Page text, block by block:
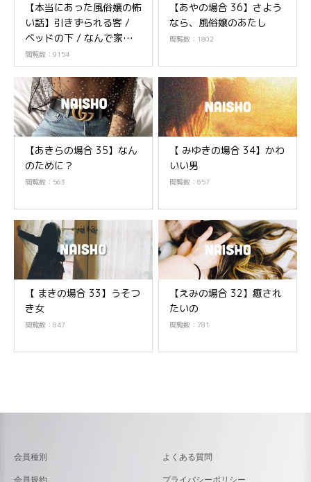
【本当にあった風俗嬢の怖
い話】引きずられる客 /
ベッドの下 / なんで家
が・・・。【恐怖体験】
閲覧数：9154
【あやの場合 36】さよう
なら、風俗嬢のあたし
閲覧数：1802
【あきらの場合 35】なん
のために？
閲覧数：563
【 みゆきの場合 34】かわ
いい男
閲覧数：657
【 まきの場合 33】うそつ
き女
閲覧数：847
【えみの場合 32】癒され
たいの
閲覧数：781
会員種別 よくある質問
会員規約 プライバシーポリシー